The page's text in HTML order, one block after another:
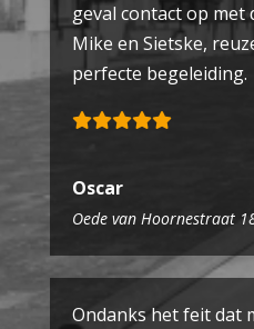
geval contact op
Mike en Sietske,
perfecte begeleiding.
Oscar
Oede van Hoornestraat
Ondanks het feit dat